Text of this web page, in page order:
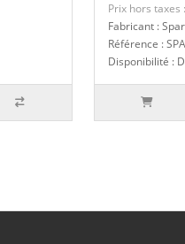
Prix hors taxes
Fabricant :
Référence :
Disponibilité :